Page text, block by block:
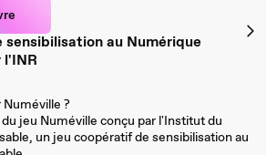
sensibilisation au Numérique
l'INR
?
jeu Numéville conçu par l'Institut du
un jeu coopératif de sensibilisation au